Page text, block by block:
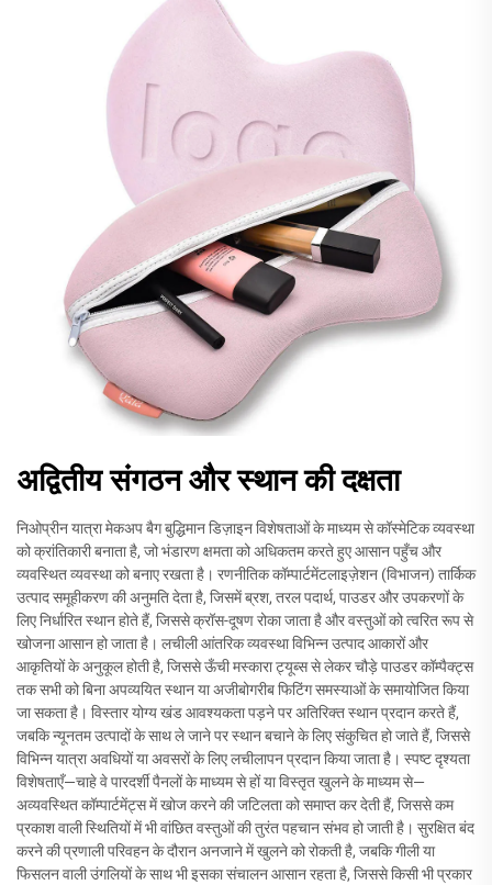
अद्वितीय संगठन और स्थान की दक्षता
निओप्रीन यात्रा मेकअप बैग बुद्धिमान डिज़ाइन विशेषताओं के माध्यम से कॉस्मेटिक व्यवस्था
को क्रांतिकारी बनाता है, जो भंडारण क्षमता को अधिकतम करते हुए आसान पहुँच और
व्यवस्थित व्यवस्था को बनाए रखता है। रणनीतिक कॉम्पार्टमेंटलाइज़ेशन (विभाजन) तार्किक
उत्पाद समूहीकरण की अनुमति देता है, जिसमें ब्रश, तरल पदार्थ, पाउडर और उपकरणों के
लिए निर्धारित स्थान होते हैं, जिससे क्रॉस-दूषण रोका जाता है और वस्तुओं को त्वरित रूप से
खोजना आसान हो जाता है। लचीली आंतरिक व्यवस्था विभिन्न उत्पाद आकारों और
आकृतियों के अनुकूल होती है, जिससे ऊँची मस्कारा ट्यूब्स से लेकर चौड़े पाउडर कॉम्पैक्ट्स
तक सभी को बिना अपव्ययित स्थान या अजीबोगरीब फिटिंग समस्याओं के समायोजित किया
जा सकता है। विस्तार योग्य खंड आवश्यकता पड़ने पर अतिरिक्त स्थान प्रदान करते हैं,
जबकि न्यूनतम उत्पादों के साथ ले जाने पर स्थान बचाने के लिए संकुचित हो जाते हैं, जिससे
विभिन्न यात्रा अवधियों या अवसरों के लिए लचीलापन प्रदान किया जाता है। स्पष्ट दृश्यता
विशेषताएँ—चाहे वे पारदर्शी पैनलों के माध्यम से हों या विस्तृत खुलने के माध्यम से—
अव्यवस्थित कॉम्पार्टमेंट्स में खोज करने की जटिलता को समाप्त कर देती हैं, जिससे कम
प्रकाश वाली स्थितियों में भी वांछित वस्तुओं की तुरंत पहचान संभव हो जाती है। सुरक्षित बंद
करने की प्रणाली परिवहन के दौरान अनजाने में खुलने को रोकती है, जबकि गीली या
फिसलन वाली उंगलियों के साथ भी इसका संचालन आसान रहता है, जिससे किसी भी प्रकार